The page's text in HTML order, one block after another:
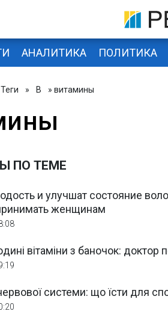
АНАЛИТИКА ПОЛИТИКА
Теги » В » витамины
ПО ТЕМЕ
и улучшат состояние
женщинам
вітаміни з баночок: доктор
системи: що їсти для